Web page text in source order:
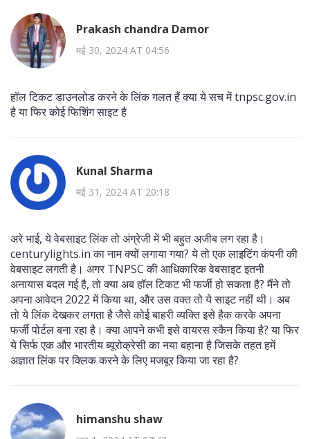
Prakash chandra Damor
मई 30, 2024 AT 04:56
हॉल टिकट डाउनलोड करने के लिंक गलत हैं क्या ये सच में tnpsc.gov.in
है या फिर कोई फिशिंग साइट है
Kunal Sharma
मई 31, 2024 AT 20:18
अरे भाई, ये वेबसाइट लिंक तो अंग्रेजी में भी बहुत अजीब लग रहा है।
centurylights.in का नाम क्यों लगाया गया? ये तो एक लाइटिंग कंपनी की
वेबसाइट लगती है। अगर TNPSC की आधिकारिक वेबसाइट इतनी
अनायास बदल गई है, तो क्या अब हॉल टिकट भी फर्जी हो सकता है? मैंने तो
अपना आवेदन 2022 में किया था, और उस वक्त तो ये साइट नहीं थी। अब
तो ये लिंक देखकर लगता है जैसे कोई बाहरी व्यक्ति इसे हैक करके अपना
फर्जी पोर्टल बना रहा है। क्या आपने कभी इसे वायरस स्कैन किया है? या फिर
ये सिर्फ एक और भारतीय ब्यूरोक्रेसी का नया बहाना है जिसके तहत हमें
अज्ञात लिंक पर क्लिक करने के लिए मजबूर किया जा रहा है?
himanshu shaw